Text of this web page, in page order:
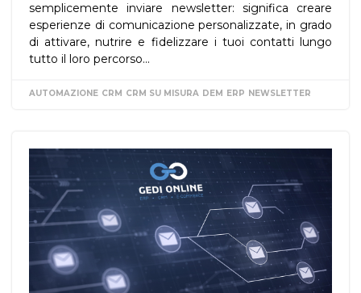
semplicemente inviare newsletter: significa creare
esperienze di comunicazione personalizzate, in grado
di attivare, nutrire e fidelizzare i tuoi contatti lungo
tutto il loro percorso...
AUTOMAZIONE CRM CRM SU MISURA DEM ERP NEWSLETTER